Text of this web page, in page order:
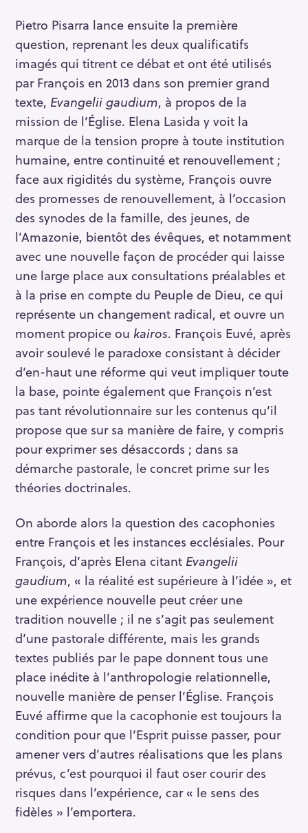
Pietro Pisarra lance ensuite la première
question, reprenant les deux qualificatifs
imagés qui titrent ce débat et ont été utilisés
par François en 2013 dans son premier grand
texte, Evangelii gaudium, à propos de la
mission de l’Église. Elena Lasida y voit la
marque de la tension propre à toute institution
humaine, entre continuité et renouvellement ;
face aux rigidités du système, François ouvre
des promesses de renouvellement, à l’occasion
des synodes de la famille, des jeunes, de
l’Amazonie, bientôt des évêques, et notamment
avec une nouvelle façon de procéder qui laisse
une large place aux consultations préalables et
à la prise en compte du Peuple de Dieu, ce qui
représente un changement radical, et ouvre un
moment propice ou kairos. François Euvé, après
avoir soulevé le paradoxe consistant à décider
d’en-haut une réforme qui veut impliquer toute
la base, pointe également que François n’est
pas tant révolutionnaire sur les contenus qu’il
propose que sur sa manière de faire, y compris
pour exprimer ses désaccords ; dans sa
démarche pastorale, le concret prime sur les
théories doctrinales.
On aborde alors la question des cacophonies
entre François et les instances ecclésiales. Pour
François, d’après Elena citant Evangelii
gaudium, « la réalité est supérieure à l’idée », et
une expérience nouvelle peut créer une
tradition nouvelle ; il ne s’agit pas seulement
d’une pastorale différente, mais les grands
textes publiés par le pape donnent tous une
place inédite à l’anthropologie relationnelle,
nouvelle manière de penser l’Église. François
Euvé affirme que la cacophonie est toujours la
condition pour que l’Esprit puisse passer, pour
amener vers d’autres réalisations que les plans
prévus, c’est pourquoi il faut oser courir des
risques dans l’expérience, car « le sens des
fidèles » l’emportera.